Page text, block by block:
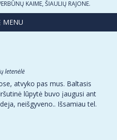
KAIME, ŠIAULIŲ RAJONE.
MENU
letenėlė
atvyko pas mus. Baltasis
lūpytė buvo įaugusi ant
neišgyveno.. Išsamiau tel.